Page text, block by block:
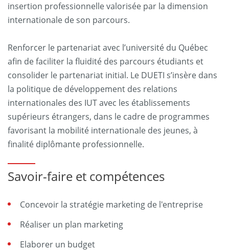
insertion professionnelle valorisée par la dimension
internationale de son parcours.
Renforcer le partenariat avec l’université du Québec
afin de faciliter la fluidité des parcours étudiants et
consolider le partenariat initial. Le DUETI s’insère dans
la politique de développement des relations
internationales des IUT avec les établissements
supérieurs étrangers, dans le cadre de programmes
favorisant la mobilité internationale des jeunes, à
finalité diplômante professionnelle.
Savoir-faire et compétences
Concevoir la stratégie marketing de l'entreprise
Réaliser un plan marketing
Elaborer un budget